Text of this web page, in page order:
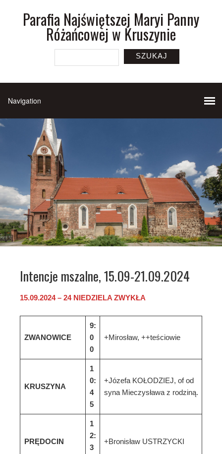
Parafia Najświętszej Maryi Panny
Różańcowej w Kruszynie
SZUKAJ
Intencje mszalne, 15.09-21.09.2024
15.09.2024– 24 NIEDZIELA ZWYKŁA
ZWANOWICE
9:
0
0
+Mirosław, ++teściowie
KRUSZYNA
1
0:
4
5
+Józefa KOŁODZIEJ, of od
syna Mieczysława z rodziną.
PRĘDOCIN
1
2:
3
+Bronisław USTRZYCKI